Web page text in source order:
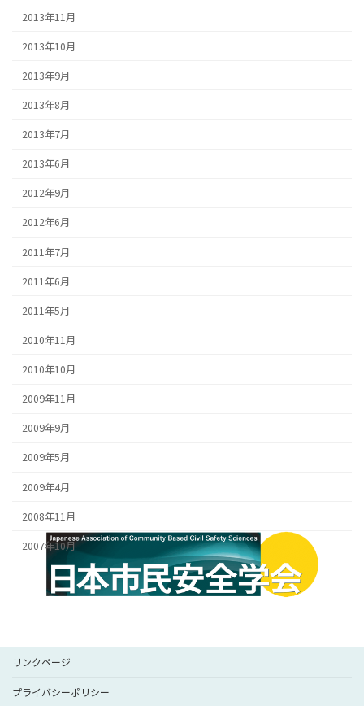
2013年11月
2013年10月
2013年9月
2013年8月
2013年7月
2013年6月
2012年9月
2012年6月
2011年7月
2011年6月
2011年5月
2010年11月
2010年10月
2009年11月
2009年9月
2009年5月
2009年4月
2008年11月
2007年10月
リンクページ
プライバシーポリシー